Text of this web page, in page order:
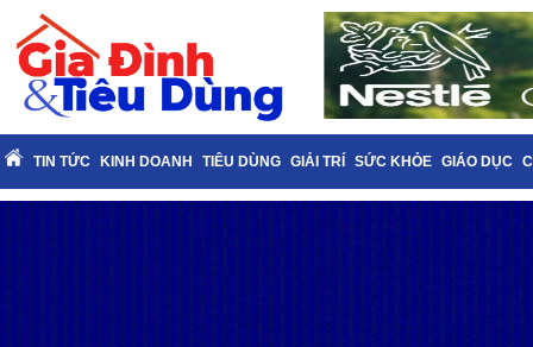
TIN TỨC KINH DOANH TIÊU DÙNG GIẢI TRÍ SỨC KHỎE GIÁO DỤC